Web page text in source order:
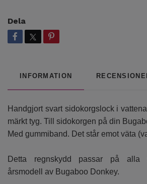
Dela
INFORMATION
Handgjort svart sidokorgslock i
märkt tyg. Till sidokorgen på din
Med gummiband. Det står emot väta
Detta regnskydd passar på alla
årsmodell av Bugaboo Donkey.